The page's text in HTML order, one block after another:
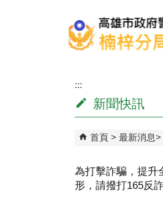
:::
新聞快訊
首頁 最新消息
為打擊詐騙，提升
形，請撥打165反